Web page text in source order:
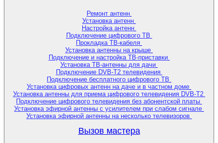
Ремонт антенн
Установка антенн
Настройка антенн
Подключение цифрового ТВ
Прокладка ТВ-кабеля
Установка антенны на крыше
Подключение и настройка ТВ-приставки
Установка ТВ-антенны для дачи
Подключение DVB-T2 телевидения
Подключение бесплатного цифрового ТВ
Установка цифровых антенн на даче и в частном доме
Установка антенны для приема цифрового телевидения DVB-T2
Подключение цифрового телевидения без абонентской платы
Установка эфирной антенны с усилителем при слабом сигнале
Установка эфирной антенны на несколько телевизоров
Вызов мастера